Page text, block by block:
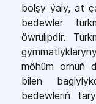
bolşy ýaly, at
bedewler
öwrülipdir.
möhüm ornuň
bilen
bedewleriň